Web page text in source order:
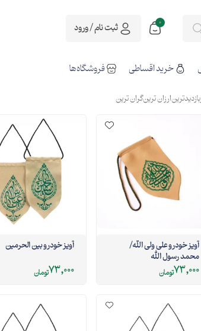
0 ثبت نام / ورود
خرید اقساطی فروشگاه‌ها
ارزان ترینگران ترین
آویز خودرو علی ولی الله/
محمد رسول الله
73,000تومان
آویز خودرو بین الحرمین
73,000تومان